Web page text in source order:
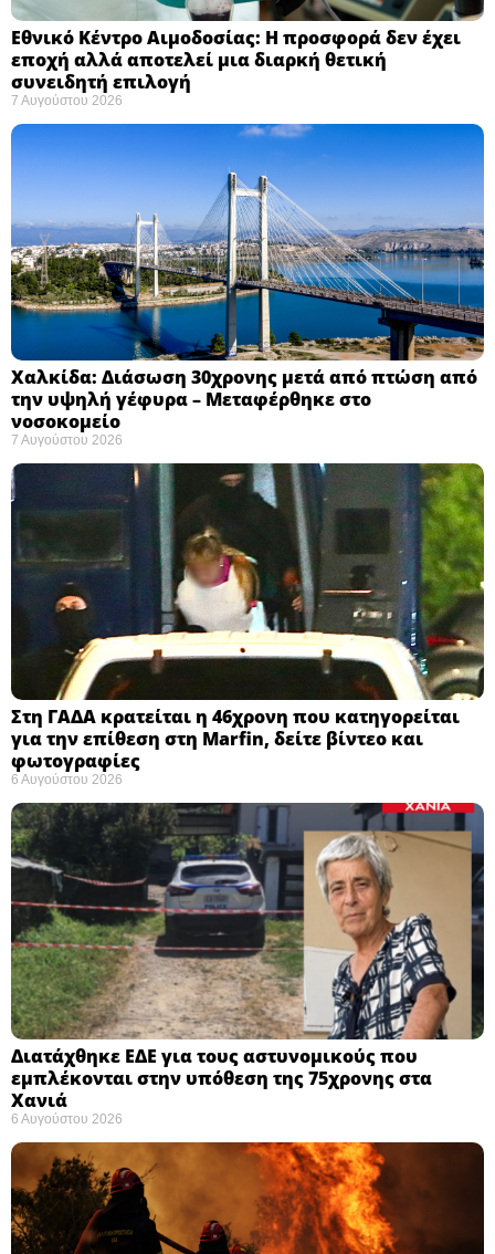
Εθνικό Κέντρο Αιμοδοσίας: H προσφορά δεν έχει
εποχή αλλά αποτελεί μια διαρκή θετική
συνειδητή επιλογή ​
7 Αυγούστου 2026
Χαλκίδα: Διάσωση 30χρονης μετά από πτώση από
την υψηλή γέφυρα – Μεταφέρθηκε στο
νοσοκομείο ​
7 Αυγούστου 2026
Στη ΓΑΔΑ κρατείται η 46χρονη που κατηγορείται
για την επίθεση στη Marfin, δείτε βίντεο και
φωτογραφίες
6 Αυγούστου 2026
Διατάχθηκε ΕΔΕ για τους αστυνομικούς που
εμπλέκονται στην υπόθεση της 75χρονης στα
Χανιά
6 Αυγούστου 2026